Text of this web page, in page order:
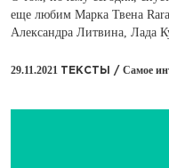
еще любим Марка Твена Rara
Александра Литвина, Лада
29.11.2021 ТЕКСТЫ / Самое